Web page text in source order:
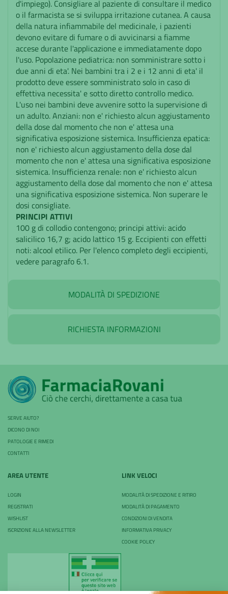
d'impiego). Consigliare al paziente di consultare il medico
o il farmacista se si sviluppa irritazione cutanea. A causa
della natura infiammabile del medicinale, i pazienti
devono evitare di fumare o di avvicinarsi a fiamme
accese durante l'applicazione e immediatamente dopo
l'uso. Popolazione pediatrica: non somministrare sotto i
due anni di eta'. Nei bambini tra i 2 e i 12 anni di eta' il
prodotto deve essere somministrato solo in caso di
effettiva necessita' e sotto diretto controllo medico.
L'uso nei bambini deve avvenire sotto la supervisione di
un adulto. Anziani: non e' richiesto alcun aggiustamento
della dose dal momento che non e' attesa una
significativa esposizione sistemica. Insufficienza epatica:
non e' richiesto alcun aggiustamento della dose dal
momento che non e' attesa una significativa esposizione
sistemica. Insufficienza renale: non e' richiesto alcun
aggiustamento della dose dal momento che non e' attesa
una significativa esposizione sistemica. Non superare le
dosi consigliate.
PRINCIPI ATTIVI
100 g di collodio contengono; principi attivi: acido
salicilico 16,7 g; acido lattico 15 g. Eccipienti con effetti
noti: alcool etilico. Per l'elenco completo degli eccipienti,
vedere paragrafo 6.1.
MODALITÀ DI SPEDIZIONE
RICHIESTA INFORMAZIONI
SERVE AIUTO?
DICONO DI NOI
PATOLOGIE E RIMEDI
CONTATTI
AREA UTENTE
LOGIN
REGISTRATI
WISHLIST
ISCRIZIONE ALLA NEWSLETTER
LINK VELOCI
MODALITÀ DI SPEDIZIONE E RITIRO
MODALITÀ DI PAGAMENTO
CONDIZIONI DI VENDITA
INFORMATIVA PRIVACY
COOKIE POLICY